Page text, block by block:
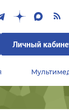
Личный